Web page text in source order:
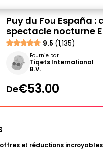
Puy du Fou España :
spectacle nocturne
9.5 (1,135)
Fournie par
Tiqets International
B.V.
De€53.00
et réductions